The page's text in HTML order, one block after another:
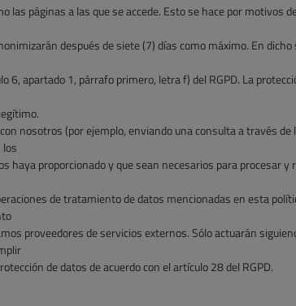
las páginas a las que se accede. Esto se hace por motivos
después de siete (7) días como máximo. En
6, apartado 1, párrafo primero, letra f) del RGPD. La
nosotros (por ejemplo, enviando una consulta a través
haya proporcionado y que sean necesarios para procesar y
de tratamiento de datos mencionadas en esta
proveedores de servicios externos. Sólo actuarán
de datos de acuerdo con el artículo 28 del RGPD.